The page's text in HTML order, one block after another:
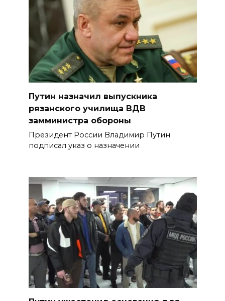
Путин назначил выпускника
рязанского училища ВДВ
замминистра обороны
Президент России Владимир Путин
подписал указ о назначении